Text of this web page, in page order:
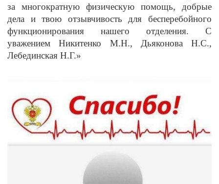
за многократную физическую помощь, добрые
дела и твою отзывчивость для бесперебойного
функционирования нашего отделения. С
уважением Никитенко М.Н., Дьяконова Н.С.,
Лебединская Н.Г.»